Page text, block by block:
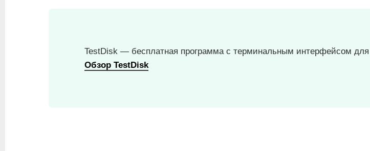
TestDisk — бесплатная программа с терминальным интерфейсом
Обзор TestDisk